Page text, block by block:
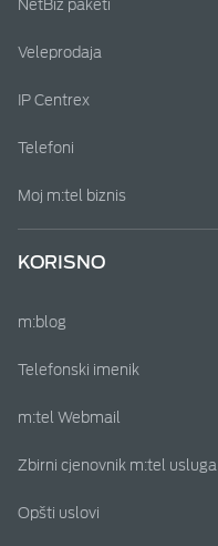
NetBiz paketi
Veleprodaja
IP Centrex
Telefoni
Moj m:tel biznis
KORISNO
m:blog
Telefonski imenik
m:tel Webmail
Zbirni cjenovnik m:tel usluga
Opšti uslovi